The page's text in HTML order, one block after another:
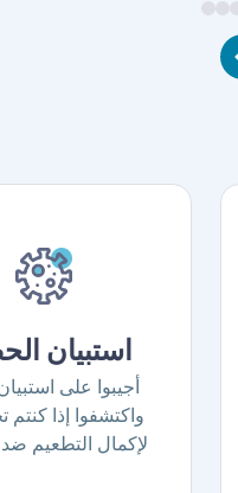
استبيان
أجيبوا على
واكتشفوا إذا كنتم
لإكمال التطعيم